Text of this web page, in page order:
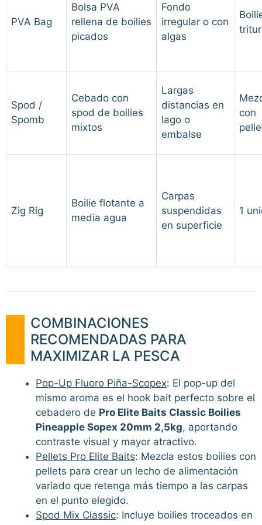
PVA Bag
Bolsa PVA
rellena de boilies
picados
Fondo
irregular o con
algas
Spod /
Spomb
Cebado con
spod de boilies
mixtos
Largas
distancias en
lago o
embalse
con
Zig Rig
Boilie flotante a
media agua
Carpas
suspendidas
en superficie
1
COMBINACIONES
RECOMENDADAS PARA
MAXIMIZAR LA PESCA
Pop-Up Fluoro Piña-Scopex: El pop-up del
mismo aroma es el hook bait perfecto sobre el
cebadero de Pro Elite Baits Classic Boilies
Pineapple Sopex 20mm 2,5kg, aportando
contraste visual y mayor atractivo.
Pellets Pro Elite Baits: Mezcla estos boilies con
pellets para crear un lecho de alimentación
variado que retenga más tiempo a las carpas
en el punto elegido.
Spod Mix Classic: Incluye boilies troceados en